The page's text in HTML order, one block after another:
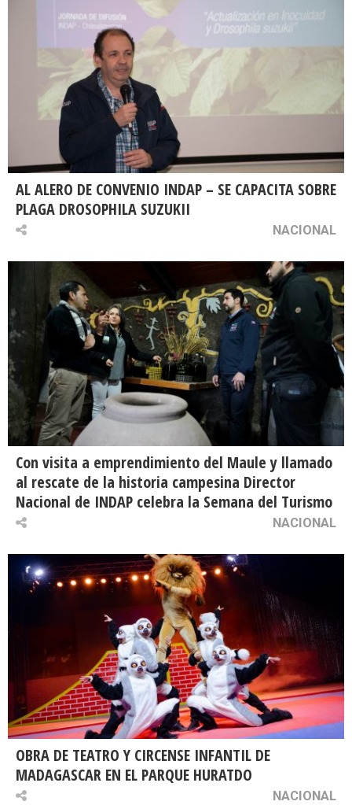
AL ALERO DE CONVENIO INDAP – SE CAPACITA SOBRE
PLAGA DROSOPHILA SUZUKII
NACIONAL
Con visita a emprendimiento del Maule y llamado
al rescate de la historia campesina Director
Nacional de INDAP celebra la Semana del Turismo
NACIONAL
OBRA DE TEATRO Y CIRCENSE INFANTIL DE
MADAGASCAR EN EL PARQUE HURATDO
NACIONAL